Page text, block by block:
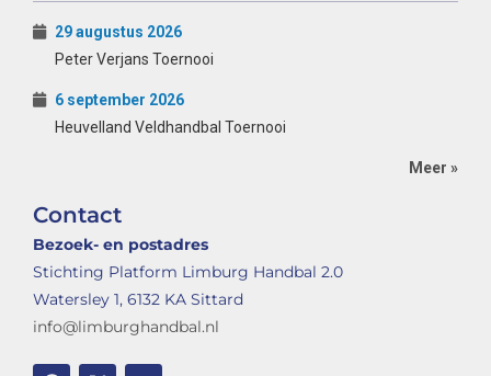
29 augustus 2026
Peter Verjans Toernooi
6 september 2026
Heuvelland Veldhandbal Toernooi
Meer »
Contact
Bezoek- en postadres
Stichting Platform Limburg Handbal 2.0
Watersley 1, 6132 KA Sittard
info@limburghandbal.nl